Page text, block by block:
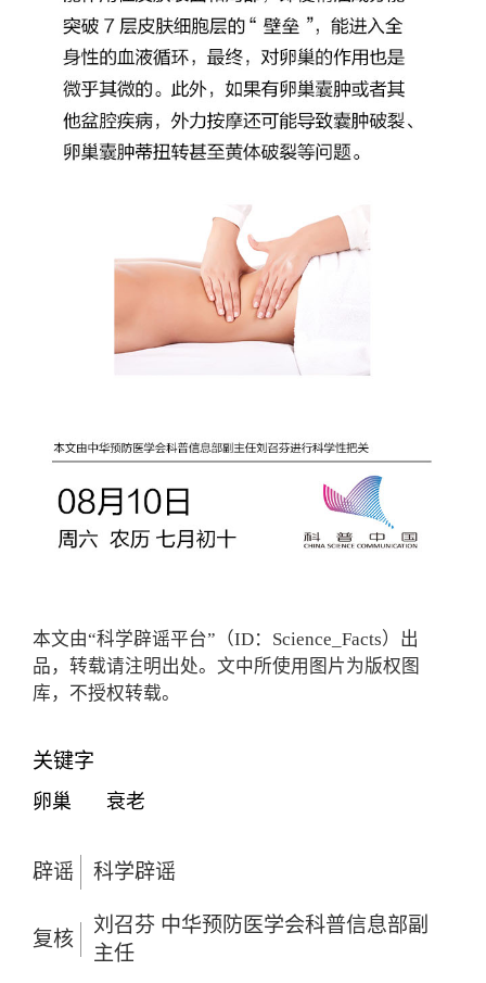
本文由“科学辟谣平台”（ID：Science_Facts）出
品，转载请注明出处。文中所使用图片为版权图
库，不授权转载。
关键字
卵巢 衰老
辟谣 科学辟谣
复核
刘召芬 中华预防医学会科普信息部副
主任